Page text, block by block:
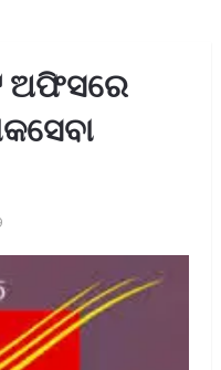
ଅଫିସରେ